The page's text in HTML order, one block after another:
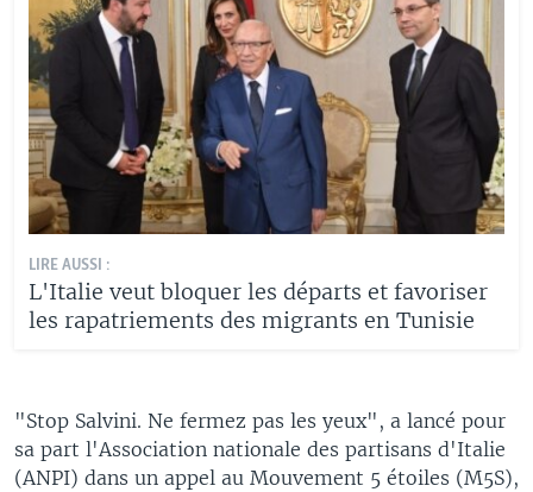
LIRE AUSSI :
L'Italie veut bloquer les départs et favoriser
les rapatriements des migrants en Tunisie
"Stop Salvini. Ne fermez pas les yeux", a lancé pour
sa part l'Association nationale des partisans d'Italie
(ANPI) dans un appel au Mouvement 5 étoiles (M5S),